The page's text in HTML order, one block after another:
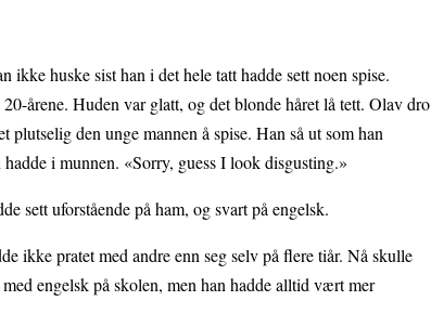
huske sist han i det hele tatt hadde sett noen spise.
årene. Huden var glatt, og det blonde håret lå tett. Olav dro
den unge mannen å spise. Han så ut som han
i munnen. «Sorry, guess I look disgusting.»
sett uforstående på ham, og svart på engelsk.
ikke pratet med andre enn seg selv på flere tiår. Nå skulle
engelsk på skolen, men han hadde alltid vært mer